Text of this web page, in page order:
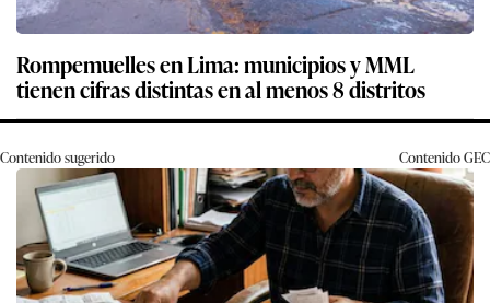
Rompemuelles en Lima: municipios y MML
tienen cifras distintas en al menos 8 distritos
Contenido sugerido ContenidoGEC